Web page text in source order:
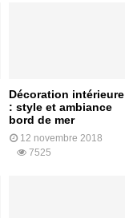
Décoration intérieure
: style et ambiance
bord de mer
12 novembre 2018
7525